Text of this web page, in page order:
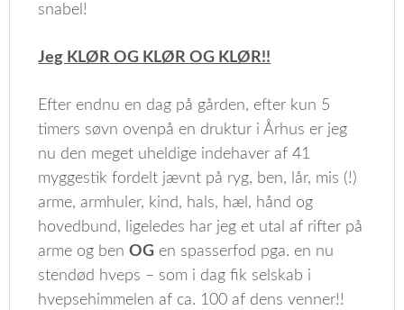
snabel!
Jeg KLØR OG KLØR OG KLØR!!
Efter endnu en dag på gården, efter kun 5
timers søvn ovenpå en druktur i Århus er jeg
nu den meget uheldige indehaver af 41
myggestik fordelt jævnt på ryg, ben, lår, mis (!)
arme, armhuler, kind, hals, hæl, hånd og
hovedbund, ligeledes har jeg et utal af rifter på
arme og benOG en spasserfod pga. en nu
stendød hveps – som i dag fik selskab i
hvepsehimmelen af ca. 100 af dens venner!!